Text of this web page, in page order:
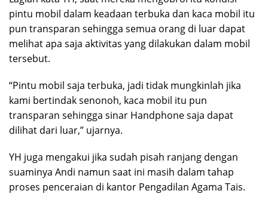
pintu mobil dalam keadaan terbuka dan kaca mobil itu
pun transparan sehingga semua orang di luar dapat
melihat apa saja aktivitas yang dilakukan dalam mobil
tersebut.
“Pintu mobil saja terbuka, jadi tidak mungkinlah jika
kami bertindak senonoh, kaca mobil itu pun
transparan sehingga sinar Handphone saja dapat
dilihat dari luar,” ujarnya.
YH juga mengakui jika sudah pisah ranjang dengan
suaminya Andi namun saat ini masih dalam tahap
proses penceraian di kantor Pengadilan Agama Tais.